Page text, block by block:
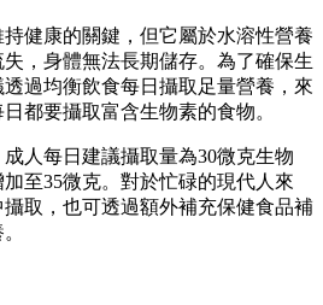
健康的關鍵，但它屬於水溶性營養
，身體無法長期儲存。為了確保生
過均衡飲食每日攝取足量營養，來
都要攝取富含生物素的食物。
人每日建議攝取量為30微克生物
至35微克。對於忙碌的現代人來
取，也可透過額外補充保健食品補